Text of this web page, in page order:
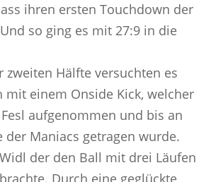
ihren ersten Touchdown der
so ging es mit 27:9 in die
zweiten Hälfte versuchten es
mit einem Onside Kick, welcher
aufgenommen und bis an
der Maniacs getragen wurde.
der den Ball mit drei Läufen
Durch eine geglückte